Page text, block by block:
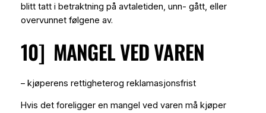
blitt tatt i betraktning på avtaletiden, unn- gått, eller
overvunnet følgene av.
10] MANGEL VED VAREN
– kjøperens rettigheterog reklamasjonsfrist
Hvis det foreligger en mangel ved varen må kjøper